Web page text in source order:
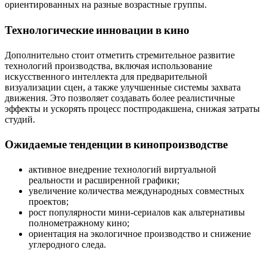
ориентированных на разные возрастные группы.
Технологические инновации в кино
Дополнительно стоит отметить стремительное развитие
технологий производства, включая использование
искусственного интеллекта для предварительной
визуализации сцен, а также улучшенные системы захвата
движения. Это позволяет создавать более реалистичные
эффекты и ускорять процесс постпродакшена, снижая затраты
студий.
Ожидаемые тенденции в кинопроизводстве
активное внедрение технологий виртуальной
реальности и расширенной графики;
увеличение количества международных совместных
проектов;
рост популярности мини-сериалов как альтернативы
полнометражному кино;
ориентация на экологичное производство и снижение
углеродного следа.